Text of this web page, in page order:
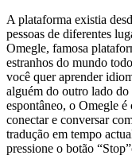
A plataforma existia
pessoas de diferentes
Omegle, famosa
estranhos do mundo
você quer aprender
alguém do outro lado
espontâneo, o Omegle
conectar e conversar
tradução em tempo
pressione o botão